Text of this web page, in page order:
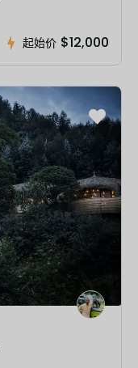
起始价 $12,000